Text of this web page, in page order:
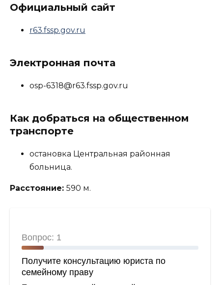
Официальный сайт
r63.fssp.gov.ru
Электронная почта
osp-6318@r63.fssp.gov.ru
Как добраться на общественном
транспорте
остановка Центральная районная
больница.
Расстояние: 590 м.